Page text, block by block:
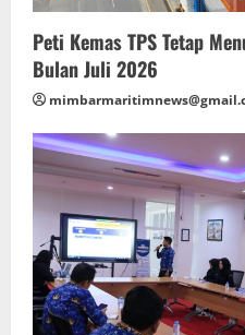
Peti Kemas TPS Tetap
Bulan Juli 2026